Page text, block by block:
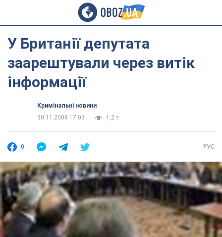
У Британії депутата
заарештували через витік
інформації
Кримінальні новини
30.11.2008 17:03
1,2 т.
0 РУС